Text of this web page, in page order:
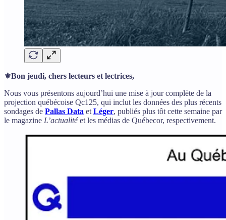
⚜️Bon jeudi, chers lecteurs et lectrices,
Nous vous présentons aujourd’hui une mise à jour complète de la
projection québécoise Qc125, qui inclut les données des plus récents
sondages de Pallas Data et Léger, publiés plus tôt cette semaine par
le magazine L’actualitéet les médias de Québecor, respectivement.